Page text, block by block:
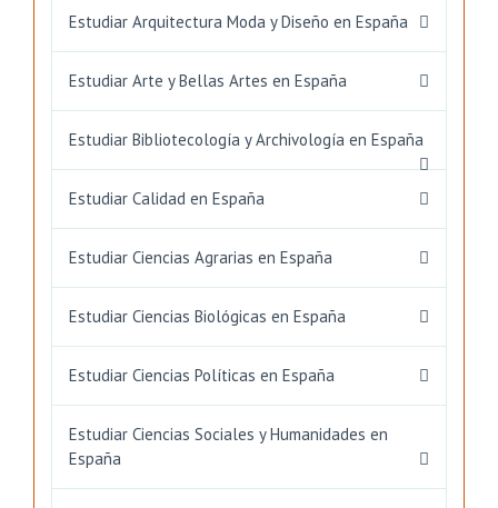
Estudiar Arquitectura Moda y Diseño en España
Estudiar Arte y Bellas Artes en España
Estudiar Bibliotecología y Archivología en España
Estudiar Calidad en España
Estudiar Ciencias Agrarias en España
Estudiar Ciencias Biológicas en España
Estudiar Ciencias Políticas en España
Estudiar Ciencias Sociales y Humanidades en
España